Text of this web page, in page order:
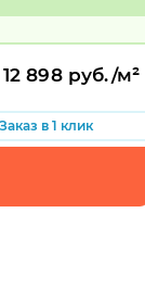
Код:
12 898 руб./м²
Заказ в 1 клик